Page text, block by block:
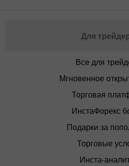
Для
Все для
Мгновенное
Торговая
ИнстаФорекс
Подарки за
Торговые
Инста-